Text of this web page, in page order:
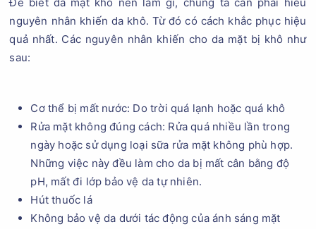
nguyên nhân khiến da khô. Từ đó có cách khắc phục hiệu
quả nhất. Các nguyên nhân khiến cho da mặt bị khô như
sau:
Cơ thể bị mất nước: Do trời quá lạnh hoặc quá khô
Rửa mặt không đúng cách: Rửa quá nhiều lần trong
ngày hoặc sử dụng loại sữa rửa mặt không phù hợp.
Những việc này đều làm cho da bị mất cân bằng độ
pH, mất đi lớp bảo vệ da tự nhiên.
Hút thuốc lá
Không bảo vệ da dưới tác động của ánh sáng mặt